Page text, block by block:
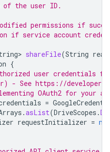
the user ID.
permissions if
if service account
shareFile(String
{
user credentials
- See https://
OAuth2 for your
=
.asList(DriveScopes .
requestInitializer = new